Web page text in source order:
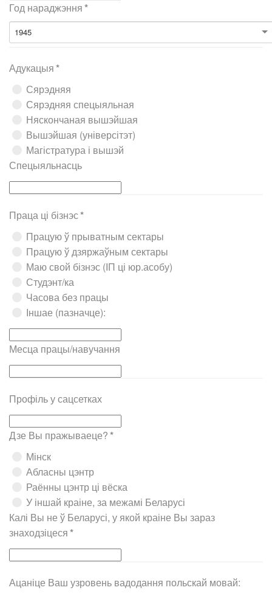
Год нараджэння*
1945
Адукацыя*
Сярэдняя
Сярэдняя спецыяльная
Няскончаная вышэйшая
Вышэйшая (універсітэт)
Магістратура і вышэй
Спецыяльнасць
Праца ці бізнэс*
Працую ў прыватным сектары
Працую ў дзяржаўным сектары
Маю свой бізнэс (ІП ці юр.асобу)
Студэнт/ка
Часова без працы
Іншае (пазначце):
Месца працы/навучання
Профіль у сацсетках
Дзе Вы пражываеце?*
Мінск
Абласны цэнтр
Раённы цэнтр ці вёска
У іншай краіне, за межамі Беларусі
Калі Вы не ў Беларусі, у якой краіне Вы зараз
знаходзіцеся*
Ацаніце Ваш узровень вадодання польскай мовай: